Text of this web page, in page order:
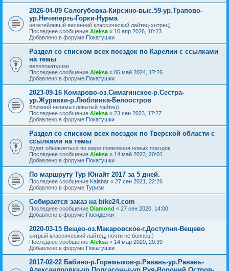
2026-04-09 Сологубовка-Кирсино-выс.59-ур.Трапово-
ур.Нечеперть-Горки-Нурма
незатейливый весенний классический лайтец-хитрец)
Последнее сообщение Aleksa « 10 апр 2026, 18:23
Добавлено в форуме Покатушки
Раздел со списком всех поездок по Карелии с ссылками
на темы
велопокатушки
Последнее сообщение Aleksa « 06 май 2024, 17:26
Добавлено в форуме Покатушки
2023-09-16 Комарово-оз.Симагинское-р.Сестра-
ур.Журавки-р.Люблинка-Белоостров
ближний незамысловатый лайтец)
Последнее сообщение Aleksa « 23 сен 2023, 17:27
Добавлено в форуме Покатушки
Раздел со списком всех поездок по Тверской области с
ссылками на темы
будет обновляться по мере появления новых поездок
Последнее сообщение Aleksa « 14 май 2023, 20:01
Добавлено в форуме Покатушки
По маршруту Тур Юнайт 2017 за 5 дней.
Последнее сообщение Kalabar « 27 сен 2021, 22:26
Добавлено в форуме Туризм
Собирается заказ на bike24.com
Последнее сообщение Diamond « 27 сен 2020, 14:00
Добавлено в форуме Посиделки
2020-03-15 Вещео-оз.Макаровское-г.Доступня-Вещево
хитрый классический лайтец, почти не боянец:)
Последнее сообщение Aleksa « 14 мар 2020, 20:39
Добавлено в форуме Покатушки
2017-02-22 Бабино-р.Горемыков-р.Равань-ур.Равань-
Александровка-ур.Подсасонье-ур.Руя-Вороний Остров-